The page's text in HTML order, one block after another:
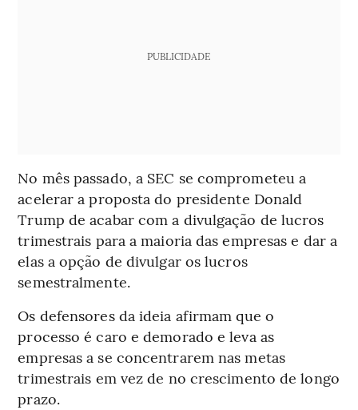
PUBLICIDADE
No mês passado, a SEC se comprometeu a
acelerar a proposta do presidente Donald
Trump de acabar com a divulgação de lucros
trimestrais para a maioria das empresas e dar a
elas a opção de divulgar os lucros
semestralmente.
Os defensores da ideia afirmam que o
processo é caro e demorado e leva as
empresas a se concentrarem nas metas
trimestrais em vez de no crescimento de longo
prazo.